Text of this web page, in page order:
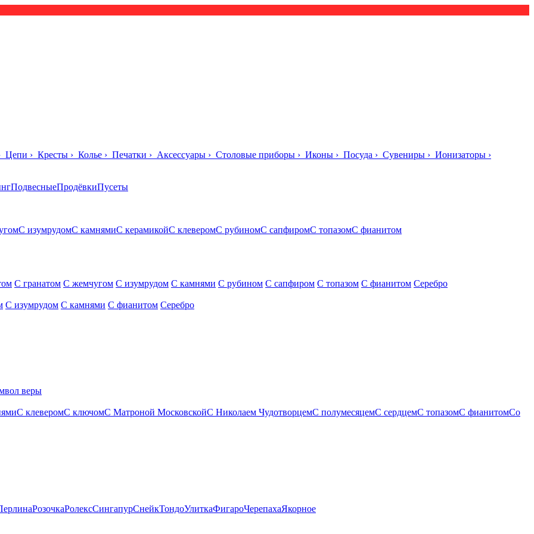
Цепи › Кресты › Колье › Печатки › Аксессуары › Столовые приборы › Иконы › Посуда › Сувениры › Ионизаторы ›
ПодвесныеПродёвкиПусеты
С изумрудомС камнямиС керамикойС клеверомС рубиномС сапфиромС топазомС фианитом
С гранатом С жемчугом С изумрудом С камнями С рубином С сапфиром С топазом С фианитом Серебро
С изумрудом С камнями С фианитом Серебро
веры
С клеверомС ключомС Матроной МосковскойС Николаем ЧудотворцемС полумесяцемС сердцемС топазомС фианитомСо
РозочкаРолексСингапурСнейкТондоУлиткаФигароЧерепахаЯкорное